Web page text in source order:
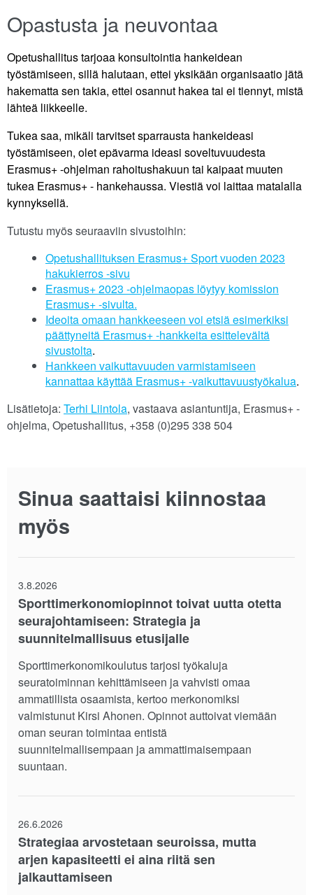
Opastusta ja neuvontaa
Opetushallitus tarjoaa konsultointia hankeidean
työstämiseen, sillä halutaan, ettei yksikään organisaatio jätä
hakematta sen takia, ettei osannut hakea tai ei tiennyt, mistä
lähteä liikkeelle.
Tukea saa, mikäli tarvitset sparrausta hankeideasi
työstämiseen, olet epävarma ideasi soveltuvuudesta
Erasmus+ -ohjelman rahoitushakuun tai kaipaat muuten
tukea Erasmus+ - hankehaussa. Viestiä voi laittaa matalalla
kynnyksellä.
Tutustu myös seuraaviin sivustoihin:
Opetushallituksen Erasmus+ Sport vuoden 2023
hakukierros -sivu
Erasmus+ 2023 -ohjelmaopas löytyy komission
Erasmus+ -sivulta.
Ideoita omaan hankkeeseen voi etsiä esimerkiksi
päättyneitä Erasmus+ -hankkeita esittelevältä
sivustolta.
Hankkeen vaikuttavuuden varmistamiseen
kannattaa käyttää Erasmus+ -vaikuttavuustyökalua.
Lisätietoja: Terhi Liintola, vastaava asiantuntija, Erasmus+ -
ohjelma, Opetushallitus, +358 (0)295 338 504
Sinua saattaisi kiinnostaa
myös
3.8.2026
Sporttimerkonomiopinnot toivat uutta otetta
seurajohtamiseen: Strategia ja
suunnitelmallisuus etusijalle
Sporttimerkonomikoulutus tarjosi työkaluja
seuratoiminnan kehittämiseen ja vahvisti omaa
ammatillista osaamista, kertoo merkonomiksi
valmistunut Kirsi Ahonen. Opinnot auttoivat viemään
oman seuran toimintaa entistä
suunnitelmallisempaan ja ammattimaisempaan
suuntaan.
26.6.2026
Strategiaa arvostetaan seuroissa, mutta
arjen kapasiteetti ei aina riitä sen
jalkauttamiseen